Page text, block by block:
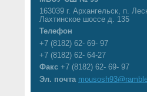
163039 г. Архангельск, п.
Лахтинское шоссе д. 135
Телефон
+7 (8182) 62- 69- 97
+7 (8182) 62- 64-27
Факс +7 (8182) 62- 69- 97
Эл. почта